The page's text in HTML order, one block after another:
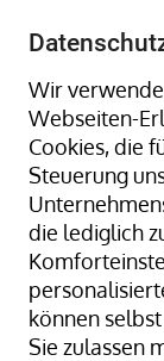
Wir
Webseiten-
Cookies, die
Steuerung
die lediglich
können
Sie zulassen
Home